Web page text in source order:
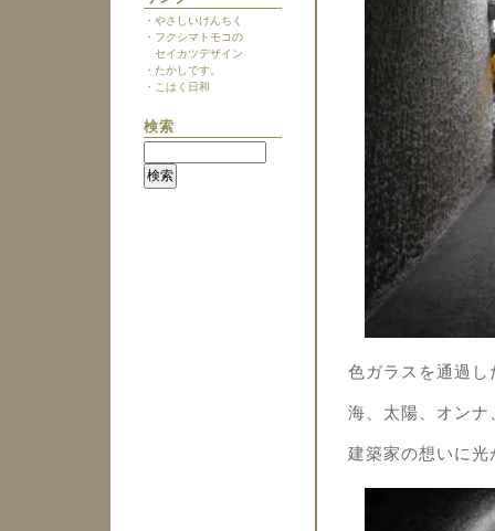
・やさしいけんちく
・フクシマトモコの
セイカツデザイン
・たかしです。
・こはく日和
検索
色ガラスを通過
海、太陽、オン
建築家の想いに